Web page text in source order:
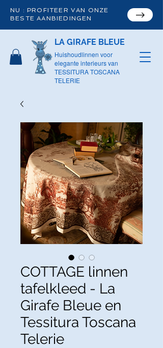
NU : PROFITEER VAN ONZE
BESTE AANBIEDINGEN
LA GIRAFE BLEUE
Huishoudlinnen voor
elegante interieurs van
TESSITURA TOSCANA
TELERIE
COTTAGE linnen
tafelkleed - La
Girafe Bleue en
Tessitura Toscana
Telerie